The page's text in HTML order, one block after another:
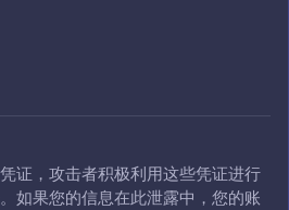
证，攻击者积极利用这些凭证进行
如果您的信息在此泄露中，您的账